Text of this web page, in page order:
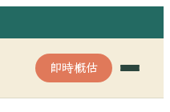
即時概估